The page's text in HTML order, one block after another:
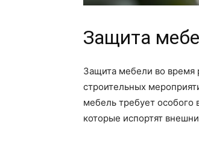
Защита
Защита мебели во время
строительных
мебель требует
которые испортят